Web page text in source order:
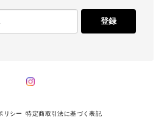
登録
リシー 特定商取引法に基づく表記